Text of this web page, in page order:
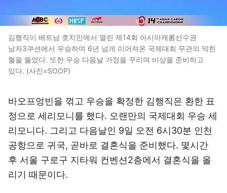
김행직이 베트남 호치민에서 열린 제14회 아시아캐롬선수권
남자3쿠션에서 우승하며 6년 넘게 이어져온 국제대회 무관의 막힌
혈을 뚫었다. 또한 우승 다음날 가정을 꾸리며 비상을 준비하고
있다. (사진=SOOP)
바오프엉빈을 꺾고 우승을 확정한 김행직은 환한 표
정으로 세리모니를 했다. 오랜만의 국제대회 우승 세
리모니다. 그리고 다음날인 9일 오전 6시30분 인천
공항으로 귀국, 곧바로 결혼식을 준비했다. 몇시간
후 서울 구로구 지타워 컨벤션2층에서 결혼식을 올
리기 때문이다.